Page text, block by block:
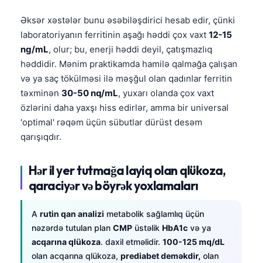
Əksər xəstələr bunu əsəbiləşdirici hesab edir, çünki
laboratoriyanın ferritinin aşağı həddi çox vaxt 12-15
ng/mL, olur; bu, enerji həddi deyil, çatışmazlıq
həddidir. Mənim praktikamda hamilə qalmağa çalışan
və ya saç tökülməsi ilə məşğul olan qadınlar ferritin
təxminən 30-50 nq/mL, yuxarı olanda çox vaxt
özlərini daha yaxşı hiss edirlər, amma bir universal
'optimal' rəqəm üçün sübutlar dürüst desəm
qarışıqdır.
Hər il yer tutmağa layiq olan qlükoza,
qaraciyər və böyrək yoxlamaları
A rutin qan analizi metabolik sağlamlıq üçün
nəzərdə tutulan plan CMP üstəlik HbA1c və ya
acqarına qlükoza. daxil etməlidir. 100-125 mq/dL
olan acqarına qlükoza, prediabet deməkdir, olan